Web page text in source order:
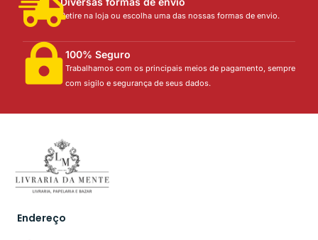
Retire na loja ou escolha uma das nossas formas de envio.
100% Seguro
Trabalhamos com os principais meios de pagamento, sempre
com sigilo e segurança de seus dados.
Endereço